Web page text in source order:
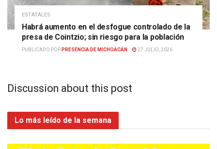
ESTATALES
Habrá aumento en el desfogue controlado de la
presa de Cointzio; sin riesgo para la población
PUBLICADO POR PRESENCIA DE MICHOACÁN 27 JULIO, 2026
Discussion about this post
Lo más leído de la semana